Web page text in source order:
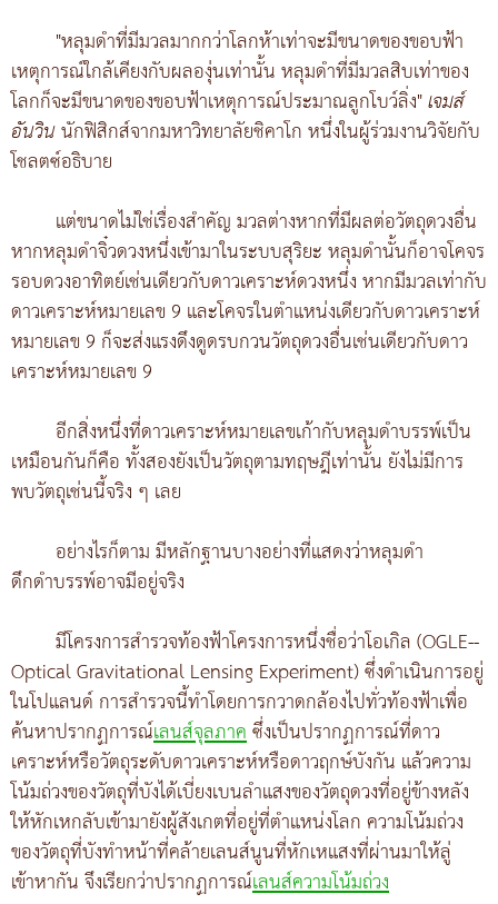
"หลุมดำที่มีมวลมากกว่าโลกห้าเท่าจะมีขนาดของขอบฟ้า
เหตุการณ์ใกล้เคียงกับผลองุ่นเท่านั้น หลุมดำที่มีมวลสิบเท่าของ
โลกก็จะมีขนาดของขอบฟ้าเหตุการณ์ประมาณลูกโบว์ลิ่ง"เจมส์
อันวินนักฟิสิกส์จากมหาวิทยาลัยชิคาโก หนึ่งในผู้ร่วมงานวิจัยกับ
โชลตซ์อธิบาย
แต่ขนาดไม่ใช่เรื่องสำคัญ มวลต่างหากที่มีผลต่อวัตถุดวงอื่น
หากหลุมดำจิ๋วดวงหนึ่งเข้ามาในระบบสุริยะ หลุมดำนั้นก็อาจโคจร
รอบดวงอาทิตย์เช่นเดียวกับดาวเคราะห์ดวงหนึ่ง หากมีมวลเท่ากับ
ดาวเคราะห์หมายเลข 9 และโคจรในตำแหน่งเดียวกับดาวเคราะห์
หมายเลข 9 ก็จะส่งแรงดึงดูดรบกวนวัตถุดวงอื่นเช่นเดียวกับดาว
เคราะห์หมายเลข 9
อีกสิ่งหนึ่งที่ดาวเคราะห์หมายเลขเก้ากับหลุมดำบรรพ์เป็น
เหมือนกันก็คือ ทั้งสองยังเป็นวัตถุตามทฤษฎีเท่านั้น ยังไม่มีการ
พบวัตถุเช่นนี้จริง ๆ เลย
อย่างไรก็ตาม มีหลักฐานบางอย่างที่แสดงว่าหลุมดำ
ดึกดำบรรพ์อาจมีอยู่จริง
มีโครงการสำรวจท้องฟ้าโครงการหนึ่งชื่อว่าโอเกิล (OGLE--
Optical Gravitational Lensing Experiment) ซึ่งดำเนินการอยู่
ในโปแลนด์ การสำรวจนี้ทำโดยการกวาดกล้องไปทั่วท้องฟ้าเพื่อ
ค้นหาปรากฏการณ์เลนส์จุลภาคซึ่งเป็นปรากฏการณ์ที่ดาว
เคราะห์หรือวัตถุระดับดาวเคราะห์หรือดาวฤกษ์บังกัน แล้วความ
โน้มถ่วงของวัตถุที่บังได้เบี่ยงเบนลำแสงของวัตถุดวงที่อยู่ข้างหลัง
ให้หักเหกลับเข้ามายังผู้สังเกตที่อยู่ที่ตำแหน่งโลก ความโน้มถ่วง
ของวัตถุที่บังทำหน้าที่คล้ายเลนส์นูนที่หักเหแสงที่ผ่านมาให้ลู่
เข้าหากัน จึงเรียกว่าปรากฏการณ์เลนส์ความโน้มถ่วง